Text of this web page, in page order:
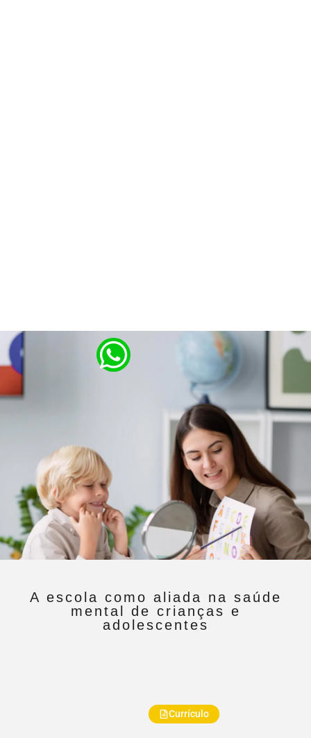
A escola como aliada na saúde
mental de crianças e
adolescentes
Currículo